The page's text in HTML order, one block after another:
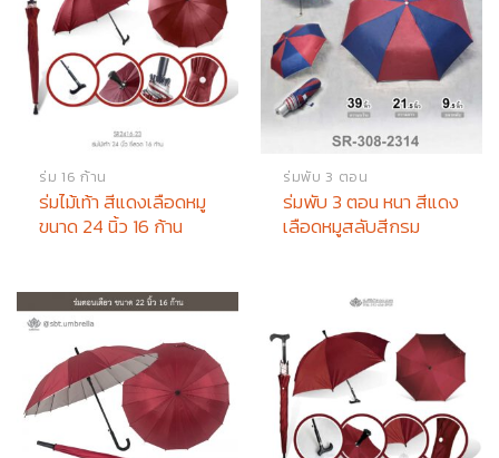
ร่ม 16 ก้าน
ร่มไม้เท้า สีแดงเลือดหมู
ขนาด 24 นิ้ว 16 ก้าน
ร่มพับ 3 ตอน
ร่มพับ 3 ตอน หนา สีแดง
เลือดหมูสลับสีกรม